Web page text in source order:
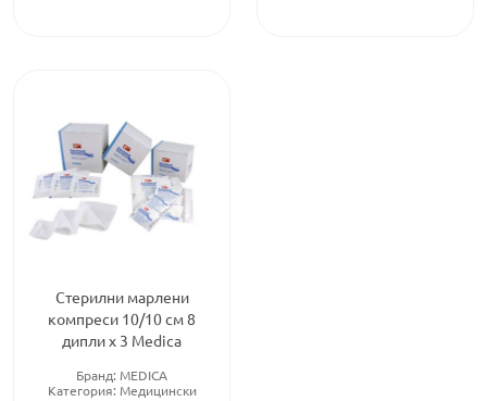
Стерилни марлени
компреси 10/10 см 8
дипли х 3 Medica
Бранд: MEDICA
Категория: Медицински